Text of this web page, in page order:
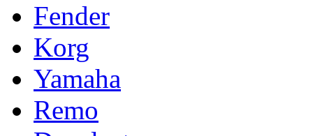
Fender
Korg
Yamaha
Remo